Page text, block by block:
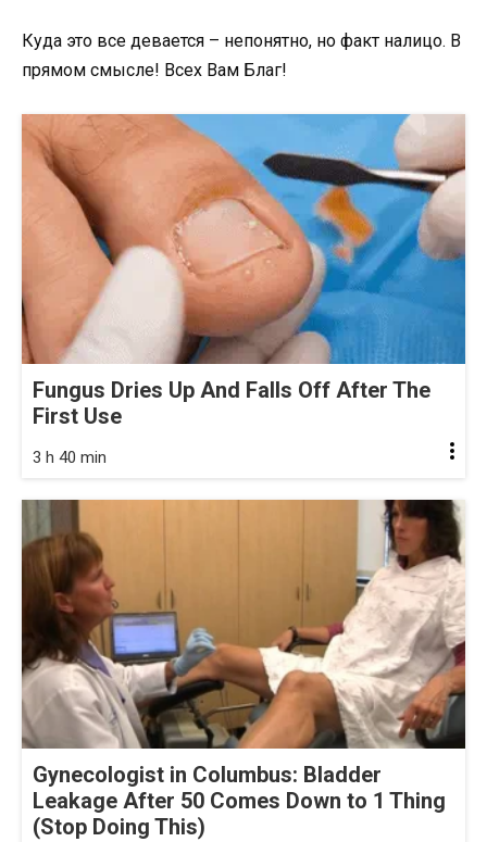
Куда это все девается – непонятно, но факт налицо. В
прямом смысле! Всех Вам Благ!
Fungus Dries Up And Falls Off After The
First Use
3 h 40 min
Gynecologist in Columbus: Bladder
Leakage After 50 Comes Down to 1 Thing
(Stop Doing This)